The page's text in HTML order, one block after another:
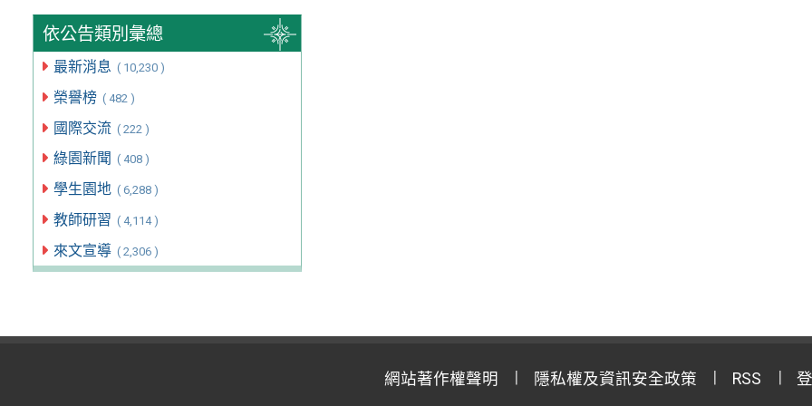
依公告類別彙總
最新消息 ( 10,230 )
榮譽榜 ( 482 )
國際交流 ( 222 )
綠園新聞 ( 408 )
學生園地 ( 6,288 )
教師研習 ( 4,114 )
來文宣導 ( 2,306 )
網站著作權聲明 隱私權及資訊安全政策 RSS